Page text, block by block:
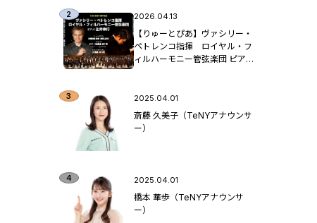
2026.04.13
【りゅーとぴあ】ヴァシリー・
ペトレンコ指揮 ロイヤル・フ
ィルハーモニー管弦楽団 ピア
2025.04.01
斎藤 久美子（TeNYアナウンサ
ー）
2025.04.01
橋本 華歩（TeNYアナウンサ
ー）